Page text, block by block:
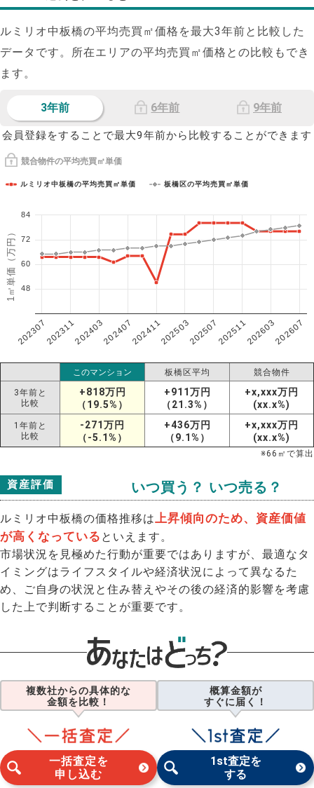
ルミリオ中板橋の平均売買㎡価格を最大3年前と比較した
データです。所在エリアの平均売買㎡価格との比較もでき
ます。
3年前 6年前 9年前
会員登録をすることで最大9年前から比較することができます
競合物件の平均売買㎡単価
1㎡単価（万円）
ルミリオ中板橋の平均売買㎡単価 板橋区の平均売買㎡単価
202307202311202403202407202411202503202507202511202603202607
48
60
72
84
このマンション 板橋区平均 競合物件
3年前と
比較
+818万円
（19.5%）
+911万円
（21.3%）
+x,xxx万円
(xx.x%)
1年前と
比較
-271万円
（-5.1%）
+436万円
（9.1%）
+x,xxx万円
(xx.x%)
※66 ㎡で算出
資産評価 いつ買う？ いつ売る？
ルミリオ中板橋の価格推移は 上昇傾向のため、資産価値
が高くなっている といえます。
市場状況を見極めた行動が重要ではありますが、最適なタ
イミングはライフスタイルや経済状況によって異なるた
め、ご自身の状況と住み替えやその後の経済的影響を考慮
した上で判断することが重要です。
複数社からの具体的な
金額を比較！
一括査定を
申し込む
概算金額が
すぐに届く！
1st査定を
する